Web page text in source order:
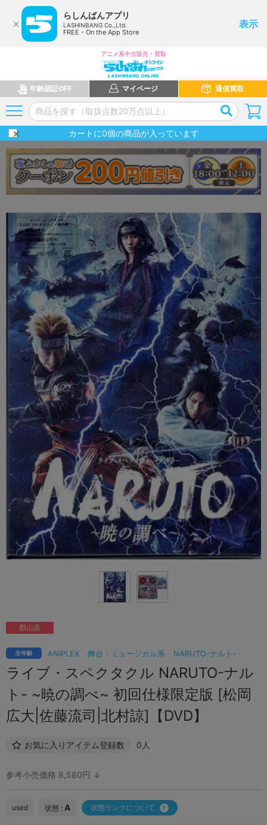
らしんばんアプリ
LASHINBANG Co.,Ltd.
FREE - On the App Store
表示
アニメ系中古販売・買取
年齢認証OFF マイページ 通信買取
カートに0個の商品が入っています
ANIPLEX 舞台・ミュージカル系 NARUTO-ナルト-
全年齢
ライブ・スペクタクル NARUTO-ナル
ト- ~暁の調べ~ 初回仕様限定版 [松岡
広大|佐藤流司|北村諒]【DVD】
お気に入りアイテム登録数 0人
郡山店
参考小売価格 8,580円 ↓
used 状態 : A 状態ランクについて